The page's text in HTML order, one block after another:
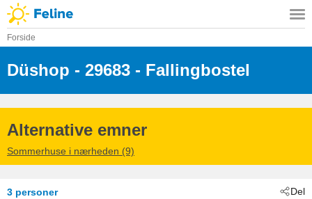
Forside
Düshop - 29683 - Fallingbostel
Alternative emner
Sommerhuse i nærheden (9)
Del
3 personer